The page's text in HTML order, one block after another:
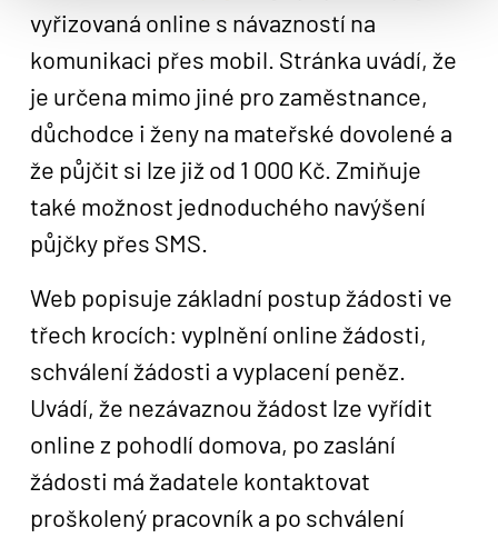
vyřizovaná online s návazností na
komunikaci přes mobil. Stránka uvádí, že
je určena mimo jiné pro zaměstnance,
důchodce i ženy na mateřské dovolené a
že půjčit si lze již od 1 000 Kč. Zmiňuje
také možnost jednoduchého navýšení
půjčky přes SMS.
Web popisuje základní postup žádosti ve
třech krocích: vyplnění online žádosti,
schválení žádosti a vyplacení peněz.
Uvádí, že nezávaznou žádost lze vyřídit
online z pohodlí domova, po zaslání
žádosti má žadatele kontaktovat
proškolený pracovník a po schválení